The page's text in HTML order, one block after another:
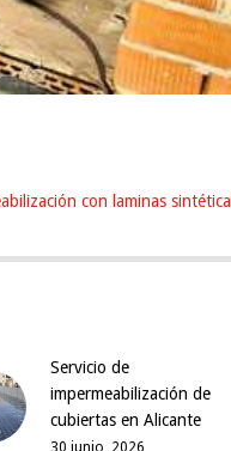
con laminas
Servicio de
impermeabilización de
cubiertas en Alicante
30 junio, 2026